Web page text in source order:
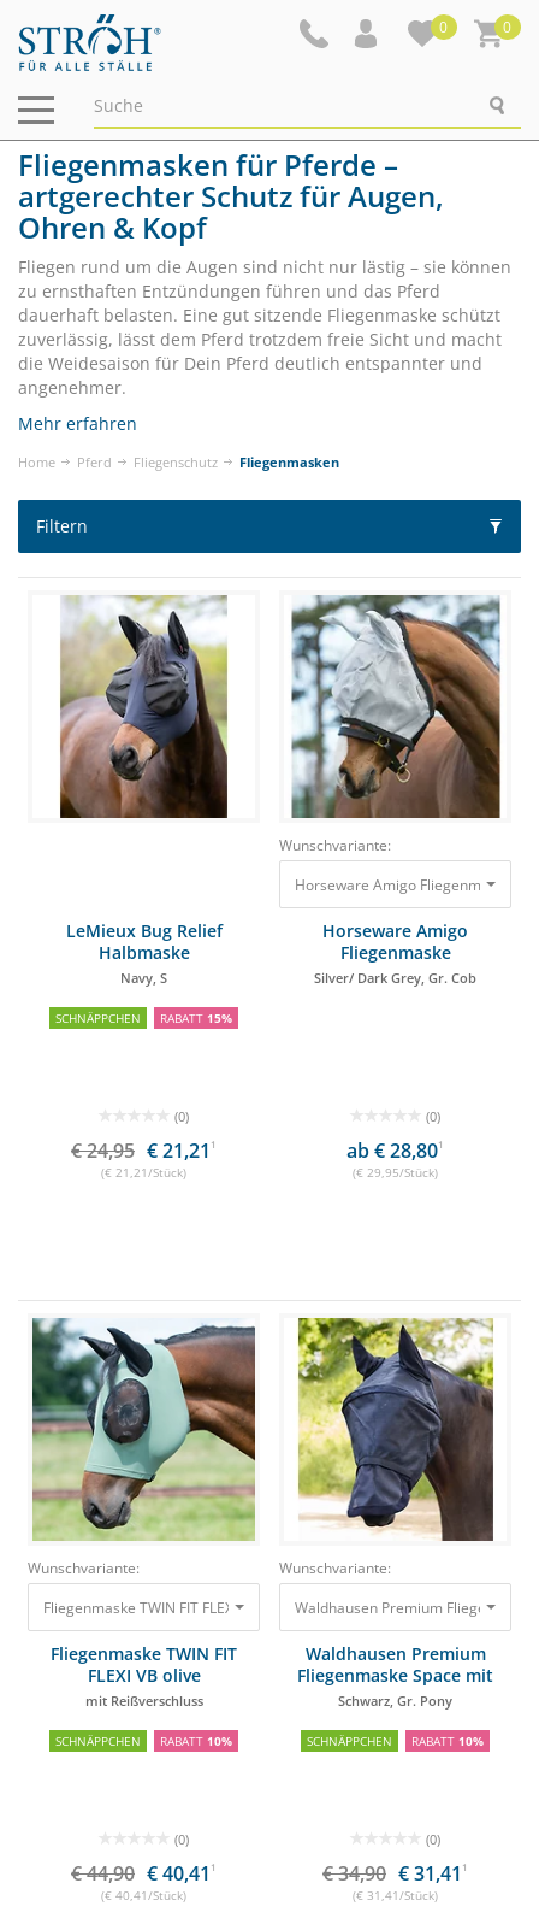
0 0
Navigation
ein-/ausblenden
Fliegenmasken für Pferde –
artgerechter Schutz für Augen,
Ohren & Kopf
Fliegen rund um die Augen sind nicht nur lästig – sie können
zu ernsthaften Entzündungen führen und das Pferd
dauerhaft belasten. Eine gut sitzende Fliegenmaske schützt
zuverlässig, lässt dem Pferd trotzdem freie Sicht und macht
die Weidesaison für Dein Pferd deutlich entspannter und
angenehmer.
Mehr erfahren
Home Pferd Fliegenschutz Fliegenmasken
Filtern
LeMieux Bug Relief
Halbmaske
Navy, S
SCHNÄPPCHEN RABATT 15%
(0)
€ 24,95 € 21,21 1
(€ 21,21/Stück)
Wunschvariante:
Horseware Amigo Fliegenmaske
Horseware Amigo
Fliegenmaske
Silver/ Dark Grey, Gr. Cob
(0)
ab € 28,801
(€ 29,95/Stück)
Wunschvariante:
Fliegenmaske TWIN FIT FLEXI VB olive mit Reißverschluss44,90 €40,41 €
Fliegenmaske TWIN FIT
FLEXI VB olive
mit Reißverschluss
SCHNÄPPCHEN RABATT 10%
(0)
€ 44,90 € 40,41 1
(€ 40,41/Stück)
Wunschvariante:
Waldhausen Premium
Fliegenmaske Space mit
Ohren- und Nasenschutz
Schwarz, Gr. Pony
SCHNÄPPCHEN RABATT 10%
(0)
€ 34,90 € 31,41 1
(€ 31,41/Stück)